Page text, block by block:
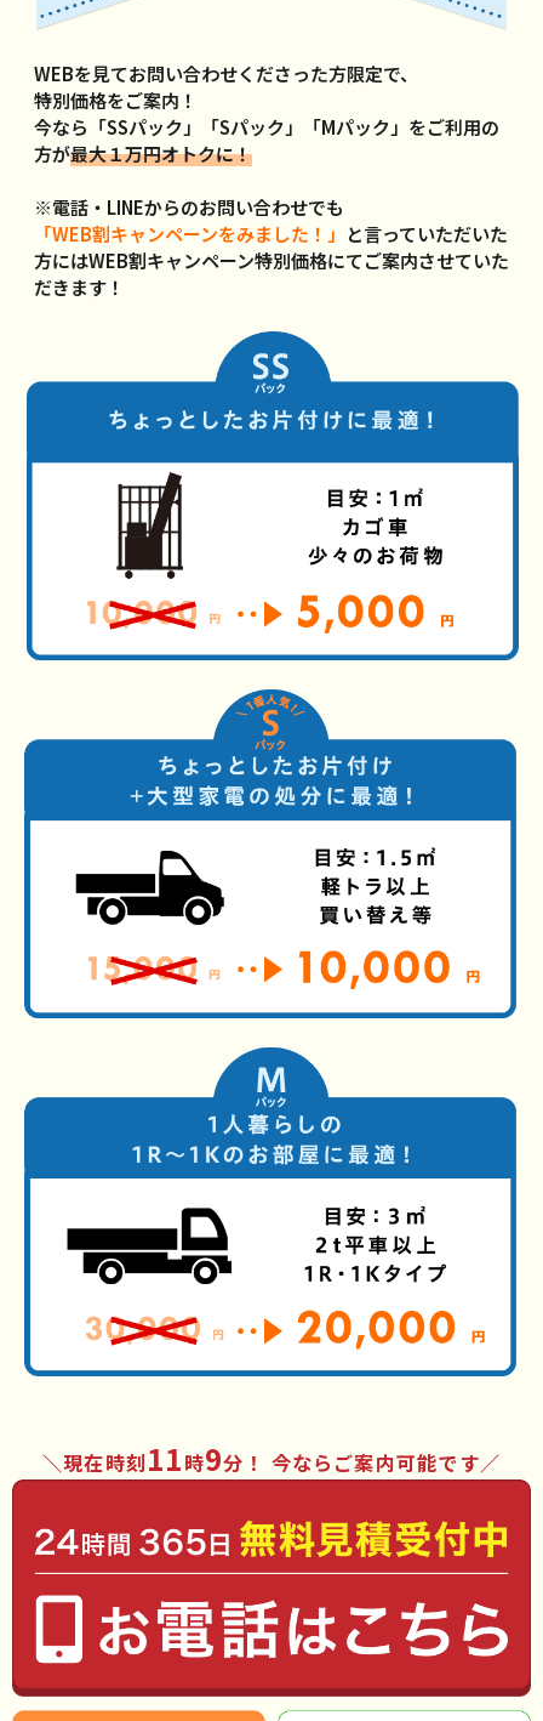
WEBを見てお問い合わせくださった方限定で、
特別価格をご案内！
今なら「SSパック」「Sパック」「Mパック」をご利用の
方が最大１万円オトクに！
※電話・LINEからのお問い合わせでも
「WEB割キャンペーンをみました！」 と言っていただいた
方にはWEB割キャンペーン特別価格にてご案内させていた
だきます！
現在時刻11時9分 ！ 今ならご案内可能です